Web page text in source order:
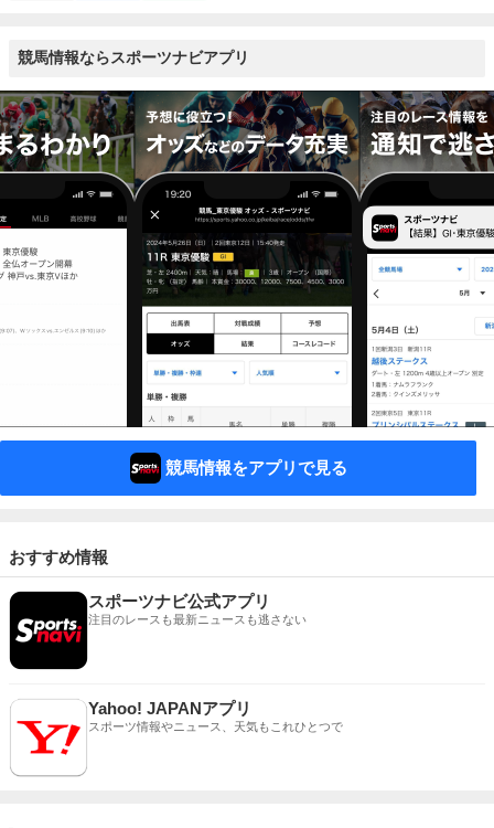
競馬情報ならスポーツナビアプリ
競馬情報をアプリで見る
おすすめ情報
スポーツナビ公式アプリ
注目のレースも最新ニュースも逃さない
Yahoo! JAPANアプリ
スポーツ情報やニュース、天気もこれひとつで